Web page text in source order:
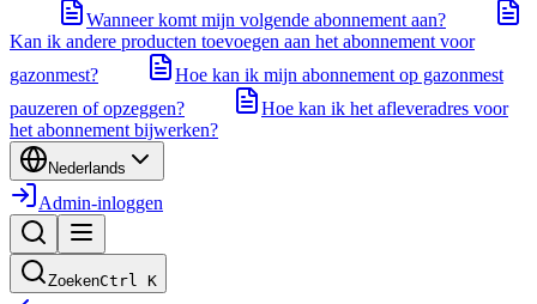
Wanneer komt mijn volgende abonnement aan?
Kan ik andere producten toevoegen aan het abonnement voor
gazonmest?
Hoe kan ik mijn abonnement op gazonmest
pauzeren of opzeggen?
Hoe kan ik het afleveradres voor
het abonnement bijwerken?
Nederlands
Admin-inloggen
ZoekenCtrl K